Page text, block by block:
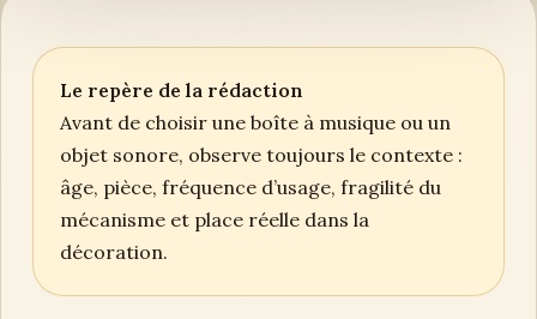
Le repère de la rédaction
Avant de choisir une boîte à musique ou un
objet sonore, observe toujours le contexte :
âge, pièce, fréquence d’usage, fragilité du
mécanisme et place réelle dans la
décoration.